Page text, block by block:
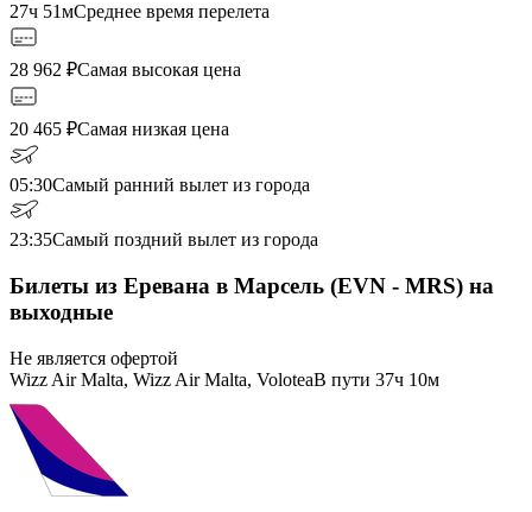
27ч 51мСреднее время перелета
28 962 ₽Самая высокая цена
20 465 ₽Самая низкая цена
05:30Самый ранний вылет из города
23:35Самый поздний вылет из города
Билеты из Еревана в Марсель (EVN - MRS) на
выходные
Не является офертой
Wizz Air Malta, Wizz Air Malta, VoloteaВ пути 37ч 10м